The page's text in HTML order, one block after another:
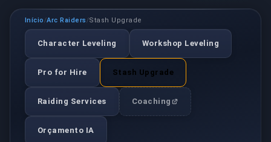
Início /Arc Raiders /Stash Upgrade
Character Leveling Workshop Leveling
Pro for Hire Stash Upgrade
Raiding Services Coaching
Orçamento IA